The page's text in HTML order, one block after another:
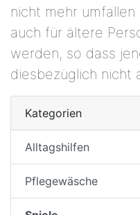
nicht mehr
auch für ältere
werden, so dass
diesbezüglich nicht
Kategorien
Alltagshilfen
Pflegewäsche